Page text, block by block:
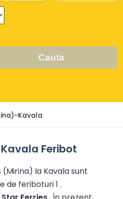
Cauta
Kavala
Feribot
la Kavala sunt
de feriboturi 1 .